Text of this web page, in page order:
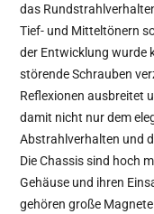
das
Tief- und Mitteltönern
der Entwicklung wurde
störende Schrauben
Reflexionen ausbreitet
damit nicht nur dem
Abstrahlverhalten und
Die Chassis sind hoch
Gehäuse und ihren
gehören große